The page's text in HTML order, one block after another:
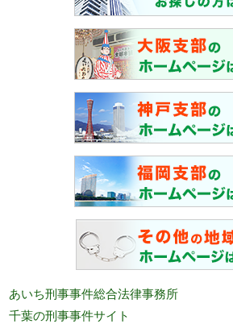
あいち刑事事件総合法律事務所
千葉の刑事事件サイト